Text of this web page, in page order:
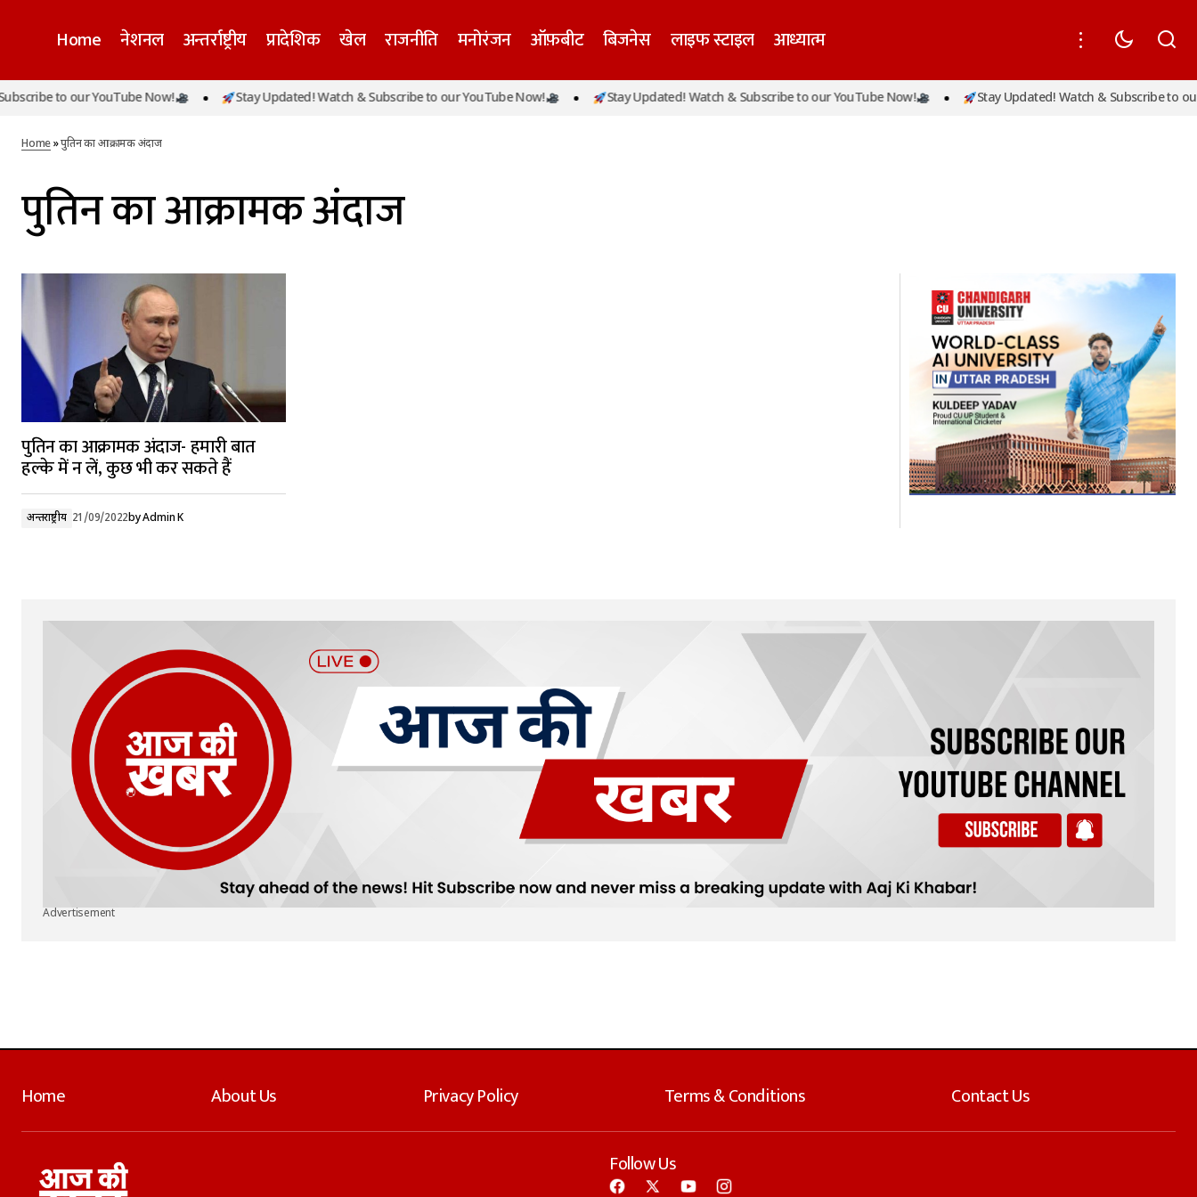
Home नेशनल अन्तर्राष्ट्रीय प्रादेशिक खेल राजनीति मनोरंजन ऑफ़बीट बिजनेस लाइफ स्टाइल आध्यात्म
to our YouTube Now! Stay Updated! Watch & Subscribe to our YouTube Now! Stay Updated! Watch & Subscribe to our YouTube Now! Stay Updated! Watch & Subscribe to our
Home»पुतिन का आक्रामक अंदाज
पुतिन का आक्रामक अंदाज
पुतिन का आक्रामक अंदाज- हमारी बात
हल्के में न लें, कुछ भी कर सकते हैं
अन्तर्राष्ट्रीय 21/09/2022byAdmin K
Advertisement
Home About Us Privacy Policy Terms & Conditions Contact Us
Follow Us